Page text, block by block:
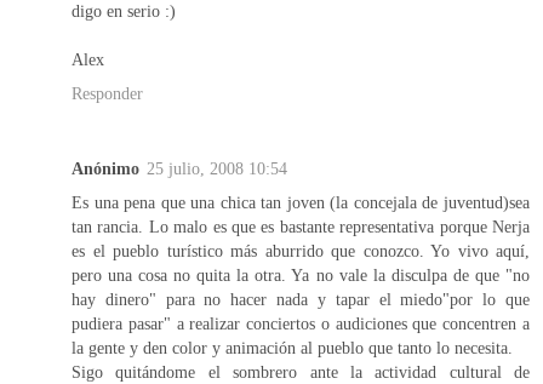
digo en serio :)
Alex
Responder
Anónimo 25 julio, 2008 10:54
Es una pena que una chica tan joven (la concejala de juventud)sea
tan rancia. Lo malo es que es bastante representativa porque Nerja
es el pueblo turístico más aburrido que conozco. Yo vivo aquí,
pero una cosa no quita la otra. Ya no vale la disculpa de que "no
hay dinero" para no hacer nada y tapar el miedo"por lo que
pudiera pasar" a realizar conciertos o audiciones que concentren a
la gente y den color y animación al pueblo que tanto lo necesita.
Sigo quitándome el sombrero ante la actividad cultural de